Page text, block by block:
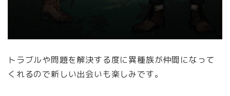
トラブルや問題を解決する度に異種族が仲間になって
くれるので新しい出会いも楽しみです。